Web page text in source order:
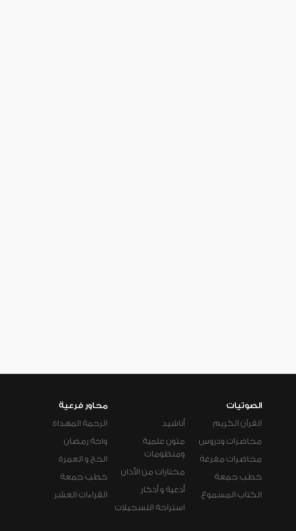
الصوتيات
القرآن الكريم
محاضرات ودروس
محاضرات مفرغة
خطب جمعة
الكتاب المسموع
أناشيد
متون علمية
ومنظومات
مختارات من الأذان
أدعية و أذكار
استراحة التسجيلات
محاور فرعية
الرحمة المهداة
واحة رمضان
الحج و العمرة
خطب جمعة
القراءات العشر